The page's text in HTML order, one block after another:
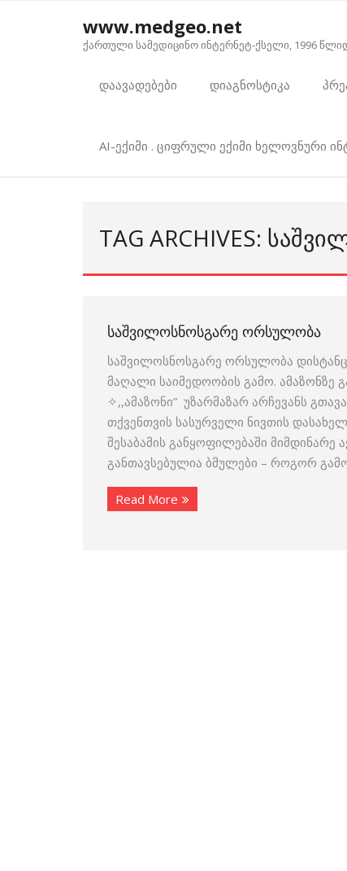
www.medgeo.net
ქართული სამედიცინო ინტერნეტ-ქსელი, 1996
დაავადებები დიაგნოსტიკა
AI-ექიმი . ციფრული ექიმი ხელოვნური
TAG ARCHIVES:
ᲡᲐᲨᲕᲘᲚᲝᲡᲜᲝᲡᲒᲐᲠᲔ ᲝᲠᲡᲣᲚᲝᲑᲐ
საშვილოსნოსგარე ორსულობა
მაღალი საიმედოობის გამო.
✧,,ამაზონი” უზარმაზარ არჩევანს
თქვენთვის სასურველი ნივთის
შესაბამის განყოფილებაში
განთავსებულია ბმულები – როგორ
Read More